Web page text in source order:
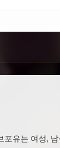
포유는 여성,